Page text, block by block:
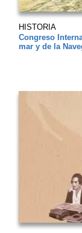
HISTORIA
Congreso
mar y de la